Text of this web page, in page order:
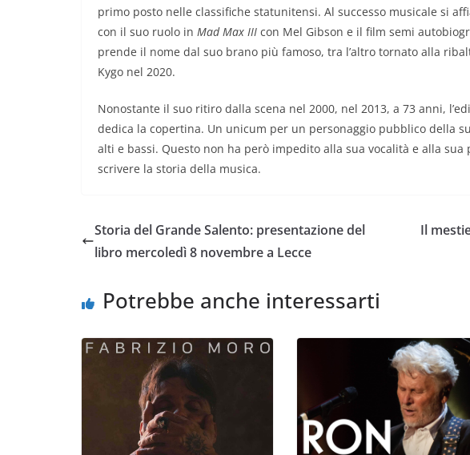
primo posto nelle classifiche statunitensi. Al successo musicale si
con il suo ruolo in Mad Max III con Mel Gibson e il film semi
prende il nome dal suo brano più famoso, tra l’altro tornato alla
Kygo nel 2020.
Nonostante il suo ritiro dalla scena nel 2000, nel 2013, a 73 anni,
dedica la copertina. Un unicum per un personaggio pubblico della
alti e bassi. Questo non ha però impedito alla sua vocalità e alla
scrivere la storia della musica.
Storia del Grande Salento: presentazione del
libro mercoledì 8 novembre a Lecce
Il
Potrebbe anche interessarti